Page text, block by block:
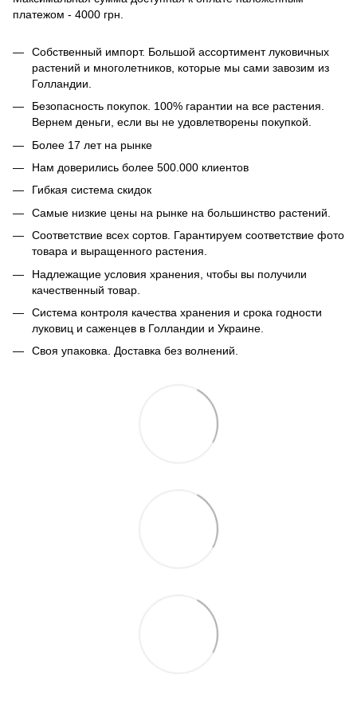
платежом - 4000 грн.
Собственный импорт. Большой ассортимент луковичных
растений и многолетников, которые мы сами завозим из
Голландии.
Безопасность покупок. 100% гарантии на все растения.
Вернем деньги, если вы не удовлетворены покупкой.
Более 17 лет на рынке
Нам доверились более 500.000 клиентов
Гибкая система скидок
Самые низкие цены на рынке на большинство растений.
Соответствие всех сортов. Гарантируем соответствие фото
товара и выращенного растения.
Надлежащие условия хранения, чтобы вы получили
качественный товар.
Система контроля качества хранения и срока годности
луковиц и саженцев в Голландии и Украине.
Своя упаковка. Доставка без волнений.